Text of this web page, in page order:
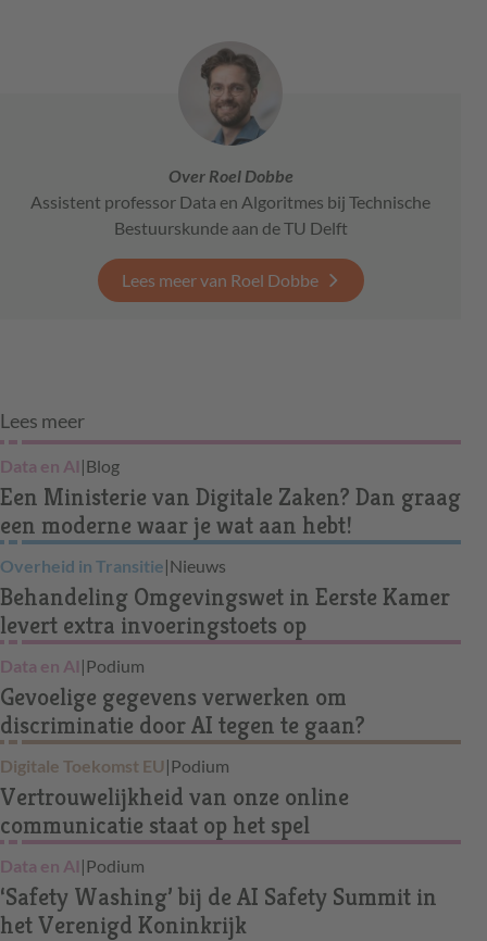
Over Roel Dobbe
Assistent professor Data en Algoritmes bij Technische
Bestuurskunde aan de TU Delft
Lees meer van Roel Dobbe
Lees meer
Data en AI |Blog
Een Ministerie van Digitale Zaken? Dan graag
een moderne waar je wat aan hebt!
Overheid in Transitie|Nieuws
Behandeling Omgevingswet in Eerste Kamer
levert extra invoeringstoets op
Data en AI |Podium
Gevoelige gegevens verwerken om
discriminatie door AI tegen te gaan?
Digitale Toekomst EU |Podium
Vertrouwelijkheid van onze online
communicatie staat op het spel
Data en AI |Podium
‘Safety Washing’ bij de AI Safety Summit in
het Verenigd Koninkrijk